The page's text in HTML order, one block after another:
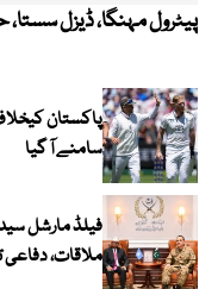
پیٹرول مہنگا، ڈیزل
سامنے آ گیا
فیلڈ مارشل
ملاقات، دفاعی